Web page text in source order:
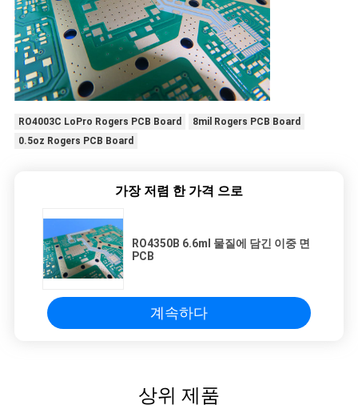
RO4003C LoPro Rogers PCB Board
8mil Rogers PCB Board
0.5oz Rogers PCB Board
가장 저렴 한 가격 으로
RO4350B 6.6ml 물질에 담긴 이중 면
PCB
계속하다
상위 제품